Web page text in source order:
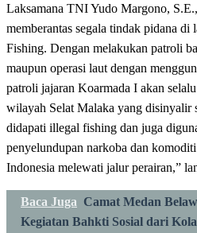
Laksamana TNI Yudo Margono,
memberantas segala tindak pidana di
Fishing. Dengan melakukan patroli
maupun operasi laut dengan
patroli jajaran Koarmada I akan
wilayah Selat Malaka yang disinyalir
didapati illegal fishing dan juga
penyelundupan narkoba dan
Indonesia melewati jalur perairan,”
Baca Juga Camat Medan
Kegiatan Bahkti Sosial dari